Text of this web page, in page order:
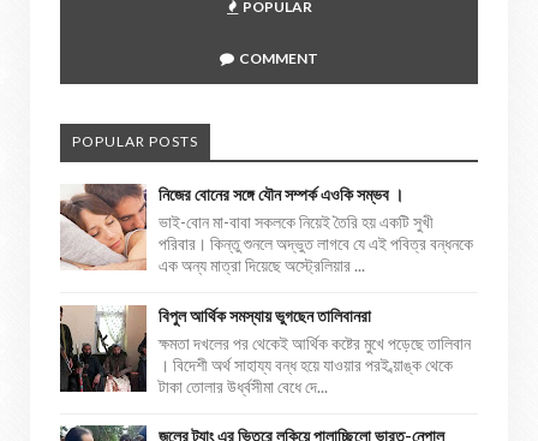
POPULAR
COMMENT
POPULAR POSTS
নিজের বোনের সঙ্গে যৌন সম্পর্ক এওকি সম্ভব ।
ভাই-বোন মা-বাবা সকলকে নিয়েই তৈরি হয় একটি সুখী
পরিবার। কিন্তু শুনলে অদ্ভুত লাগবে যে এই পবিত্র বন্ধনকে
এক অন্য মাত্রা দিয়েছে অস্ট্রেলিয়ার ...
বিপুল আর্থিক সমস্যায় ভুগছেন তালিবানরা
ক্ষমতা দখলের পর থেকেই আর্থিক কষ্টের মুখে পড়েছে তালিবান
। বিদেশী অর্থ সাহায্য বন্ধ হয়ে যাওয়ার পরই ব্য়াঙ্ক থেকে
টাকা তোলার উর্ধ্বসীমা বেধে দে...
জলের ট্যাং এর ভিতরে লুকিয়ে পালাচ্ছিলো ভারত-নেপাল